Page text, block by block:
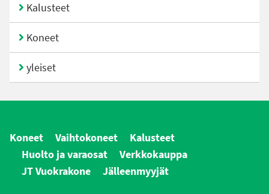
Kalusteet
Koneet
yleiset
Koneet Vaihtokoneet
Kalusteet
Huolto ja varaosat
Verkkokauppa
JT Vuokrakone
Jälleenmyyjät